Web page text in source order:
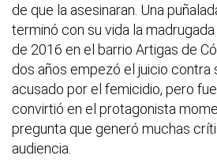
de que la asesinaran. Una
terminó con su vida la
de 2016 en el barrio Artigas de
dos años empezó el juicio contra
acusado por el femicidio, pero
convirtió en el protagonista
pregunta que generó muchas
audiencia.